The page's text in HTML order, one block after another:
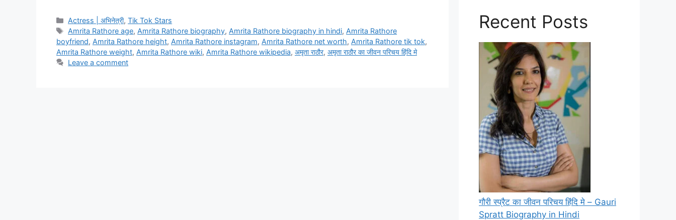
Categories
Actress | अभिनेत्री,Tik Tok Stars
Tags
Amrita Rathore age, Amrita Rathore biography, Amrita Rathore biography in hindi, Amrita Rathore
boyfriend, Amrita Rathore height, Amrita Rathore instagram, Amrita Rathore net worth, Amrita Rathore tik tok,
Amrita Rathore weight, Amrita Rathore wiki, Amrita Rathore wikipedia, अमृता राठौर, अमृता राठौर का जीवन परिचय हिंदि मे
Leave a comment
Recent Posts
गौरी स्प्रैट का जीवन परिचय हिंदि मे – Gauri
Spratt Biography in Hindi